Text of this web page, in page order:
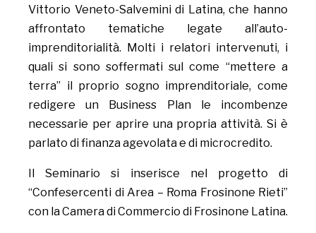
Vittorio Veneto-Salvemini di Latina, che hanno
affrontato tematiche legate all’auto-
imprenditorialità. Molti i relatori intervenuti, i
quali si sono soffermati sul come “mettere a
terra” il proprio sogno imprenditoriale, come
redigere un Business Plan le incombenze
necessarie per aprire una propria attività. Si è
parlato di finanza agevolata e di microcredito.
Il Seminario si inserisce nel progetto di
“Confesercenti di Area – Roma Frosinone Rieti”
con la Camera di Commercio di Frosinone Latina.